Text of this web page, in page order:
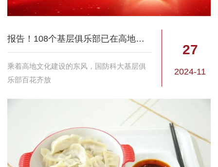
报告！108个基层俱乐部已在高地集结完毕
乘着高地文化建设的东风，国防科大基层俱
乐部百花齐放
27
2024-11